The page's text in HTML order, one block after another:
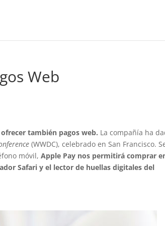
Web
también pagos web. La compañía ha
(WWDC), celebrado en San Francisco.
móvil,Apple Pay nos permitirá comprar
Safari y el lector de huellas digitales del